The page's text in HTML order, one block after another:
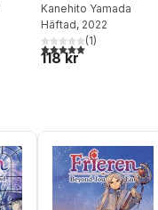
2
Kanehito Yamada
Häftad, 2022
5,0utav 5 stjärnor.
(1)
118 kr